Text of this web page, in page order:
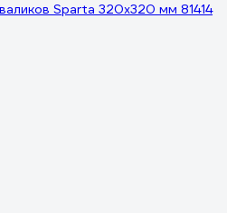
Sparta 320х320 мм 81414